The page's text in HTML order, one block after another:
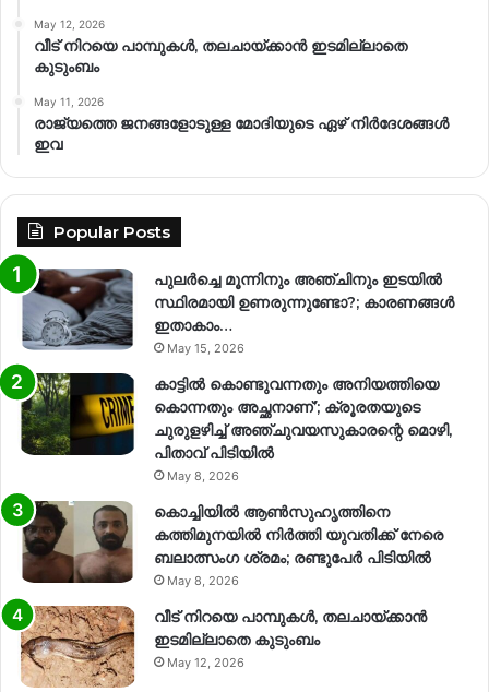
May 12, 2026
വീട് നിറയെ പാമ്പുകൾ, തലചായ്ക്കാൻ ഇടമില്ലാതെ
കുടുംബം
May 11, 2026
രാജ്യത്തെ ജനങ്ങളോടുള്ള മോദിയുടെ ഏഴ് നിര്‍ദേശങ്ങള്‍
ഇവ
Popular Posts
പുലർച്ചെ മൂന്നിനും അഞ്ചിനും ഇടയിൽ
സ്ഥിരമായി ഉണരുന്നുണ്ടോ?; കാരണങ്ങള്‍
ഇതാകാം…
May 15, 2026
കാട്ടിൽ കൊണ്ടുവന്നതും അനിയത്തിയെ
കൊന്നതും അച്ഛനാണ്’; ക്രൂരതയുടെ
ചുരുളഴിച്ച് അഞ്ചുവയസുകാരന്റെ മൊഴി,
പിതാവ് പിടിയിൽ
May 8, 2026
കൊച്ചിയിൽ ആൺസുഹൃത്തിനെ
കത്തിമുനയിൽ നിർത്തി യുവതിക്ക് നേരെ
ബലാത്സംഗ​ ശ്രമം; രണ്ടുപേർ പിടിയിൽ
May 8, 2026
വീട് നിറയെ പാമ്പുകൾ, തലചായ്ക്കാൻ
ഇടമില്ലാതെ കുടുംബം
May 12, 2026